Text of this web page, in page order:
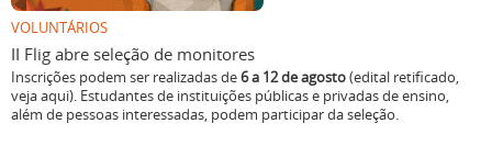
VOLUNTÁRIOS
II Flig abre seleção de monitores
Inscrições podem ser realizadas de6 a 12 de agosto(edital retificado,
veja aqui). Estudantes de instituições públicas e privadas de ensino,
além de pessoas interessadas, podem participar da seleção.